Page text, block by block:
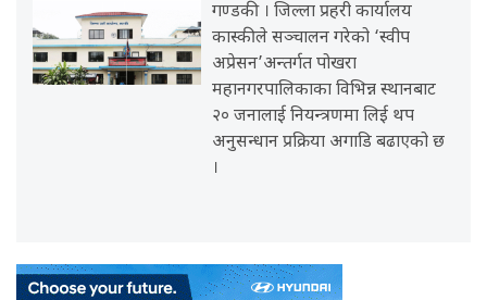
गण्डकी । जिल्ला प्रहरी कार्यालय
कास्कीले सञ्चालन गरेको ‘स्वीप
अप्रेसन’अन्तर्गत पोखरा
महानगरपालिकाका विभिन्न स्थानबाट
२० जनालाई नियन्त्रणमा लिई थप
अनुसन्धान प्रक्रिया अगाडि बढाएको छ
।